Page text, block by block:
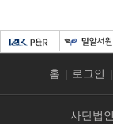
홈 | 로그인 |
사단법